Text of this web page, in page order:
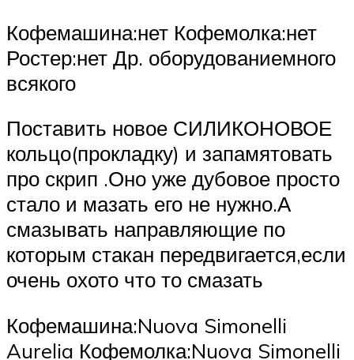
Кофемашина:нет Кофемолка:нет
Ростер:нет Др. оборудованиемного
всякого
Поставить новое СИЛИКОНОВОЕ
кольцо(прокладку) и запамятовать
про скрип .Оно уже дубовое просто
стало и мазать его не нужно.А
смазывать направляющие по
которым стакан передвигается,если
очень охото что то смазать
Кофемашина:Nuova Simonelli
Aurelia Кофемолка:Nuova Simonelli